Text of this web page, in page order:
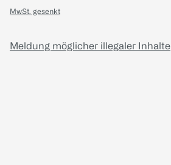
MwSt. gesenkt
Meldung möglicher illegaler Inhalte